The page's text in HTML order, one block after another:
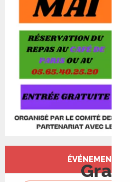
Ouverture etÉVÉNEMENT